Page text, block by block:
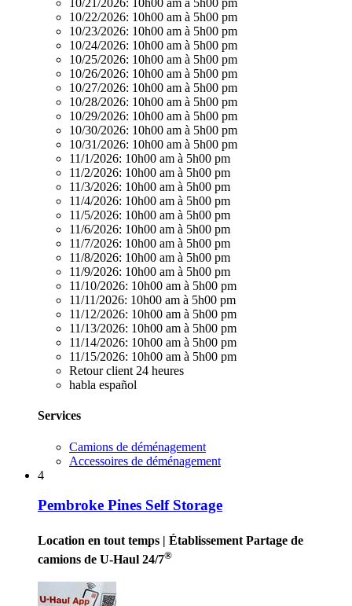
10/21/2026: 10h00 am à 5h00 pm
10/22/2026: 10h00 am à 5h00 pm
10/23/2026: 10h00 am à 5h00 pm
10/24/2026: 10h00 am à 5h00 pm
10/25/2026: 10h00 am à 5h00 pm
10/26/2026: 10h00 am à 5h00 pm
10/27/2026: 10h00 am à 5h00 pm
10/28/2026: 10h00 am à 5h00 pm
10/29/2026: 10h00 am à 5h00 pm
10/30/2026: 10h00 am à 5h00 pm
10/31/2026: 10h00 am à 5h00 pm
11/1/2026: 10h00 am à 5h00 pm
11/2/2026: 10h00 am à 5h00 pm
11/3/2026: 10h00 am à 5h00 pm
11/4/2026: 10h00 am à 5h00 pm
11/5/2026: 10h00 am à 5h00 pm
11/6/2026: 10h00 am à 5h00 pm
11/7/2026: 10h00 am à 5h00 pm
11/8/2026: 10h00 am à 5h00 pm
11/9/2026: 10h00 am à 5h00 pm
11/10/2026: 10h00 am à 5h00 pm
11/11/2026: 10h00 am à 5h00 pm
11/12/2026: 10h00 am à 5h00 pm
11/13/2026: 10h00 am à 5h00 pm
11/14/2026: 10h00 am à 5h00 pm
11/15/2026: 10h00 am à 5h00 pm
Retour client 24 heures
habla español
Services
Camions de déménagement
Accessoires de déménagement
4
Pembroke Pines Self Storage
Location en tout temps | Établissement Partage de
camions de U-Haul 24/7®